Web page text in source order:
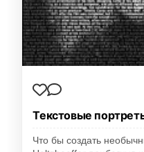
Текстовые
Что бы создать